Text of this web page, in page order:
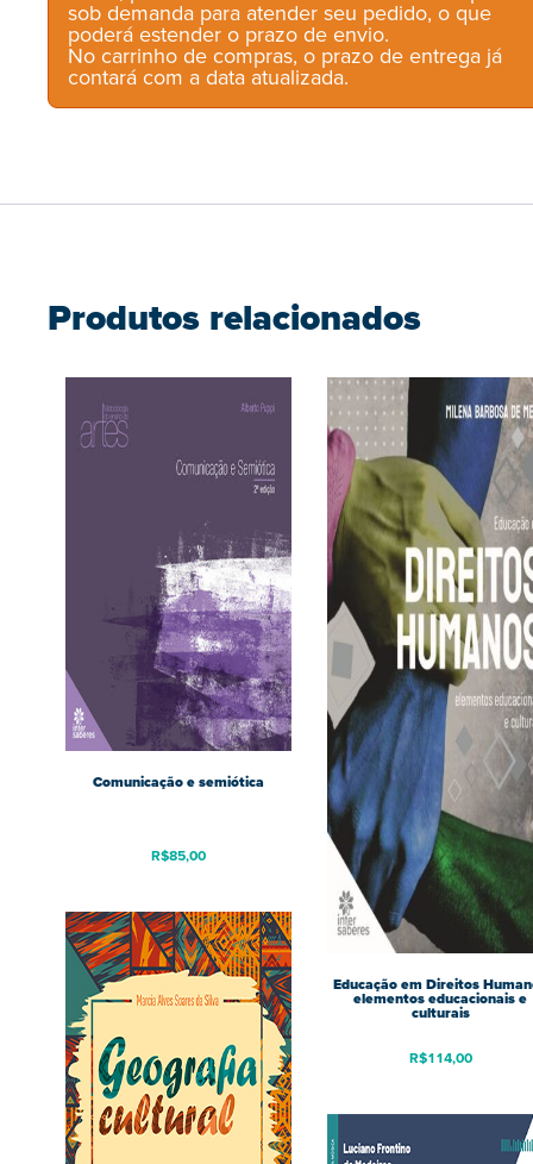
sob demanda para atender seu pedido, o que
poderá estender o prazo de envio.
No carrinho de compras, o prazo de entrega já
contará com a data atualizada.
Produtos relacionados
Comunicação e semiótica
R$85,00
Educação em Direitos
elementos educacionais e
culturais
R$114,00